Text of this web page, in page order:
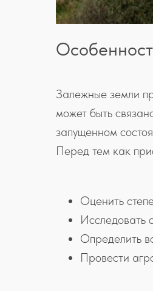
Залежные земли
может быть
запущенном
Перед тем как
Оценить
Исследовать
Определить
Провести